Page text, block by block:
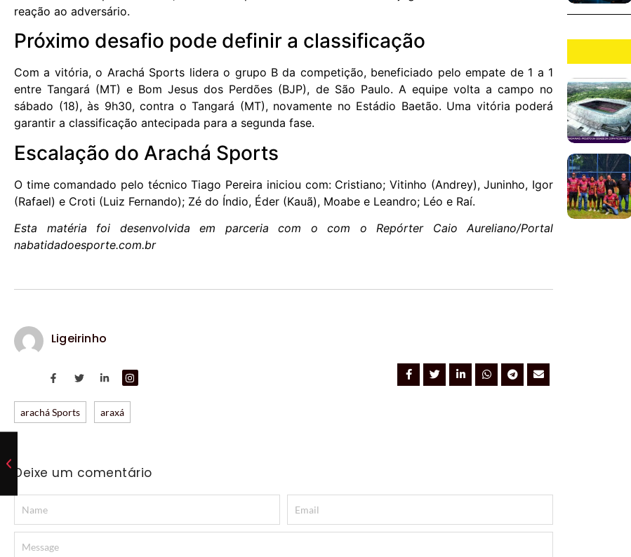
reação ao adversário.
Próximo desafio pode definir a classificação
Com a vitória, o Arachá Sports lidera o grupo B da competição, beneficiado pelo empate de 1 a 1
entre Tangará (MT) e Bom Jesus dos Perdões (BJP), de São Paulo. A equipe volta a campo no
sábado (18), às 9h30, contra o Tangará (MT), novamente no Estádio Baetão. Uma vitória poderá
garantir a classificação antecipada para a segunda fase.
Escalação do Arachá Sports
O time comandado pelo técnico Tiago Pereira iniciou com: Cristiano; Vitinho (Andrey), Juninho, Igor
(Rafael) e Croti (Luiz Fernando); Zé do Índio, Éder (Kauã), Moabe e Leandro; Léo e Raí.
Esta matéria foi desenvolvida em parceria com o com o Repórter Caio Aureliano/Portal
nabatidadoesporte.com.br
Ligeirinho
arachá Sports araxá
Deixe um comentário